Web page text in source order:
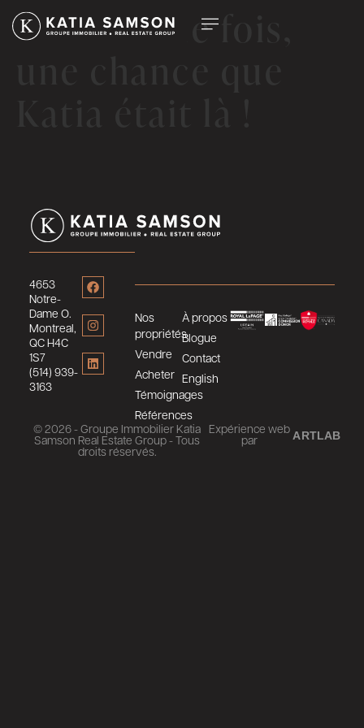
Encore une fois,
4653
Notre-
Dame O.
Montreal,
QC H4C
1S7
(514) 939-
3163
Nos
propriétés
Vendre
Acheter
Témoignages
Références
À propos
Blogue
Contact
English
© 2026 - Groupe Immobilier Katia
Samson Real Estate Group - Tous
droits réservés.
Expérience web
par ARTLAB